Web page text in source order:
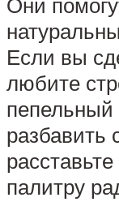
Если вы
любите
пепельный
разбавить
палитру